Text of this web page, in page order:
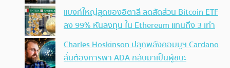
แบงก์ใหญ่สุดของอิตาลี ลดสัดส่วน Bitcoin ETF
ลง 99% หันลงทุน ใน Ethereum แทนถึง 3 เท่า
Charles Hoskinson ปลุกพลังคอมมูฯ Cardano
ลั่นต้องการพา ADA กลับมาเป็นผู้ชนะ